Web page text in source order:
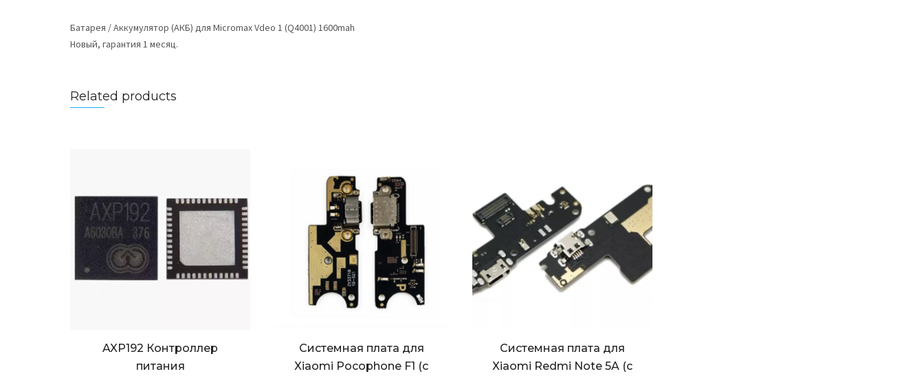
Батарея / Аккумулятор (АКБ) для Micromax Vdeo 1 (Q4001) 1600mah
Новый, гарантия 1 месяц.
Related products
AXP192 Контроллер
питания
Системная плата для
Xiaomi Pocophone F1 (с
Системная плата для
Xiaomi Redmi Note 5A (с